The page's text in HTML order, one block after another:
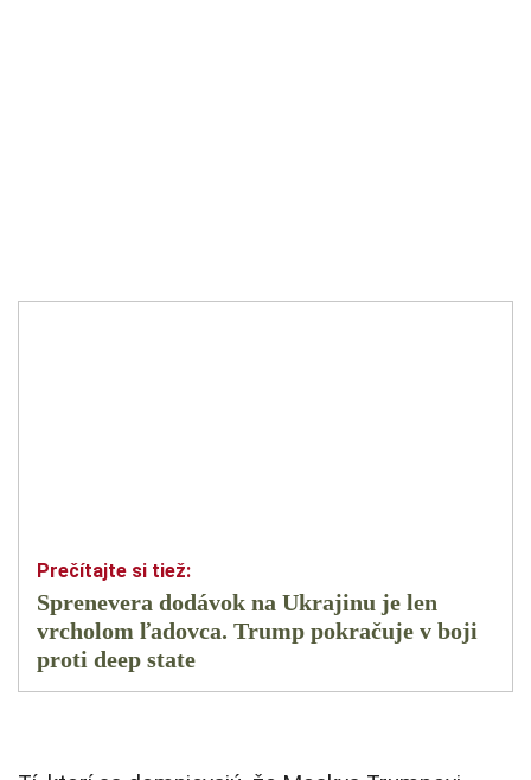
Sprenevera dodávok na Ukrajinu je len
vrcholom ľadovca. Trump pokračuje v boji
proti deep state